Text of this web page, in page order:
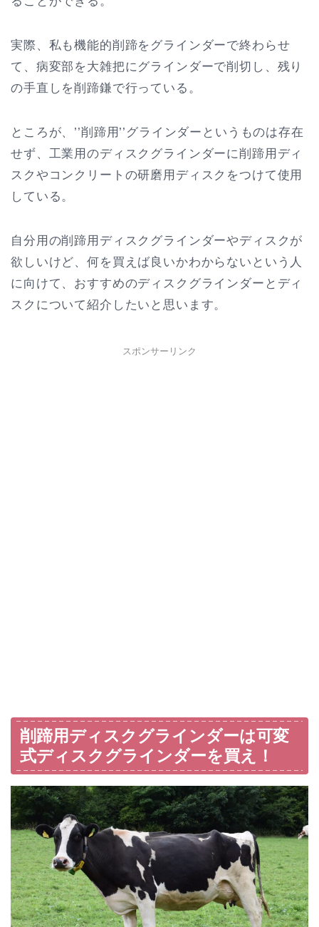
実際、私も機能的削蹄をグラインダーで終わらせ
て、病変部を大雑把にグラインダーで削切し、残り
の手直しを削蹄鎌で行っている。
ところが、’’削蹄用’’グラインダーというものは存在
せず、工業用のディスクグラインダーに削蹄用ディ
スクやコンクリートの研磨用ディスクをつけて使用
している。
自分用の削蹄用ディスクグラインダーやディスクが
欲しいけど、何を買えば良いかわからないという人
に向けて、おすすめのディスクグラインダーとディ
スクについて紹介したいと思います。
スポンサーリンク
削蹄用ディスクグラインダーは可変
式ディスクグラインダーを買え！